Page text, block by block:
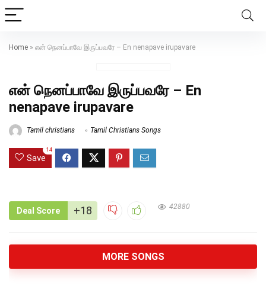
Home » என் நெனப்பாவே இருப்பவரே – En nenapave irupavare
என் நெனப்பாவே இருப்பவரே – En
nenapave irupavare
Tamil christians Tamil Christians Songs
Save
14
Deal Score +18 42880
MORE SONGS